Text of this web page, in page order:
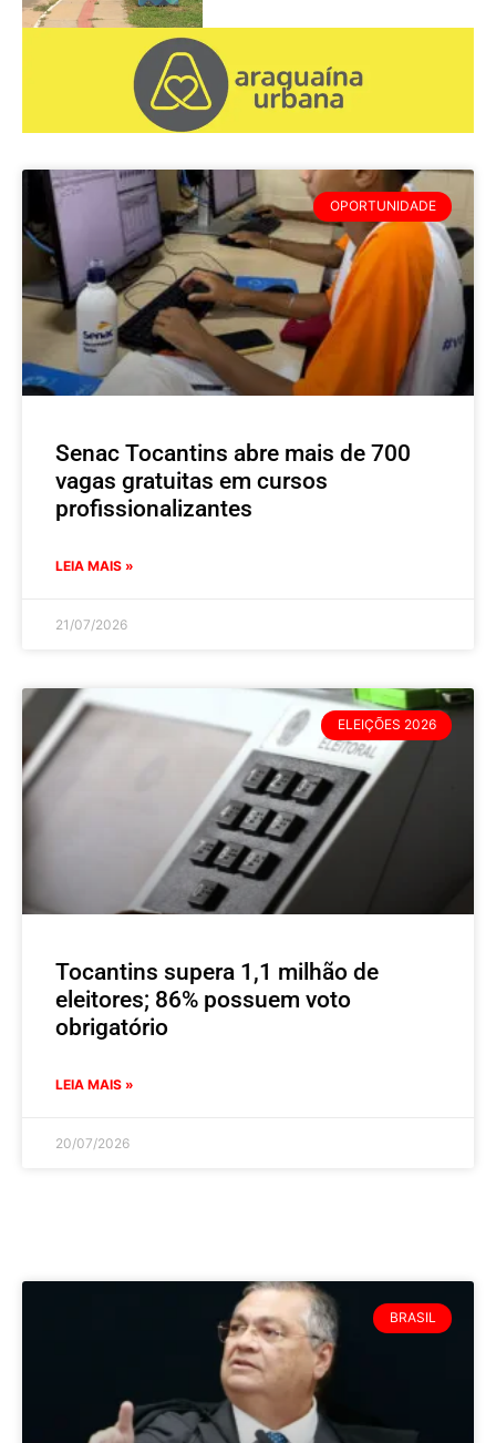
OPORTUNIDADE
Senac Tocantins abre mais de 700
vagas gratuitas em cursos
profissionalizantes
LEIA MAIS »
21/07/2026
ELEIÇÕES 2026
Tocantins supera 1,1 milhão de
eleitores; 86% possuem voto
obrigatório
LEIA MAIS »
20/07/2026
BRASIL